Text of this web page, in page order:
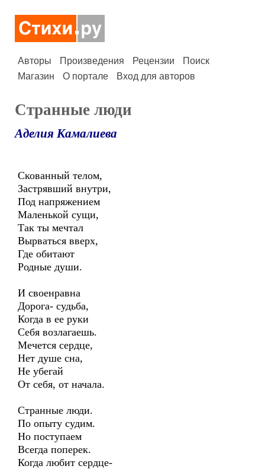
Авторы Произведения Рецензии
Поиск
Магазин
О портале Вход для авторов
Странные люди
Аделия Камалиева
Скованный телом,
Застрявший внутри,
Под напряжением
Маленькой сущи,
Так ты мечтал
Вырваться вверх,
Где обитают
Родные души.
И своенравна
Дорога- судьба,
Когда в ее руки
Себя возлагаешь.
Мечется сердце,
Нет душе сна,
Не убегай
От себя, от начала.
Странные люди.
По опыту судим.
Но поступаем
Всегда поперек.
Когда любит сердце-